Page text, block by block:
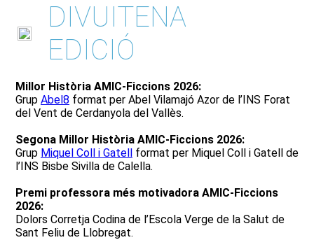
DIVUITENA
EDICIÓ
Millor Història AMIC-Ficcions 2026:
Grup Abel8 format per Abel Vilamajó Azor de l’INS Forat
del Vent de Cerdanyola del Vallès.
Segona Millor Història AMIC-Ficcions 2026:
Grup Miquel Coll i Gatell format per Miquel Coll i Gatell de
l’INS Bisbe Sivilla de Calella.
Premi professora més motivadora AMIC-Ficcions
2026:
Dolors Corretja Codina de l’Escola Verge de la Salut de
Sant Feliu de Llobregat.